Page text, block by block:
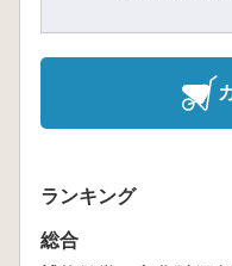
ランキング
総合